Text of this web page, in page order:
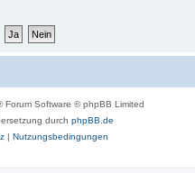
Forum Software © phpBB Limited
durch phpBB.de
| Nutzungsbedingungen